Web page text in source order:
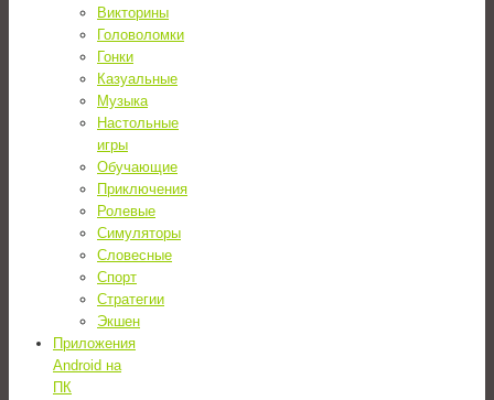
Викторины
Головоломки
Гонки
Казуальные
Музыка
Настольные
игры
Обучающие
Приключения
Ролевые
Симуляторы
Словесные
Спорт
Стратегии
Экшен
Приложения
Android на
ПК